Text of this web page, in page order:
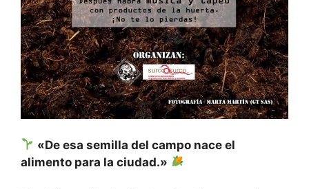
«De esa semilla del campo nace el
alimento para la ciudad.»